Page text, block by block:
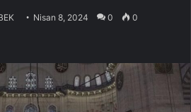
Nisan 8, 2024 0 0